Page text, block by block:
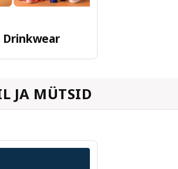
Drinkwear
JA MÜTSID